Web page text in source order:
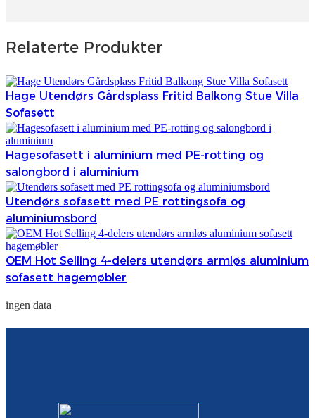
Relaterte Produkter
Hage Utendørs Gårdsplass Fritid Balkong Stue Villa
Sofasett
Hagesofasett i aluminium med PE-rotting og
salongbord i aluminium
Utendørs sofasett med PE rottingsofa og
aluminiumsbord
OEM Hot Selling 4-delers utendørs armløs aluminium
sofasett hagemøbler
ingen data